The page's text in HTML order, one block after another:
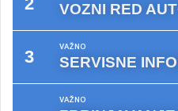
VOZNI RED
VAŽNO
SERVISNE
VAŽNO